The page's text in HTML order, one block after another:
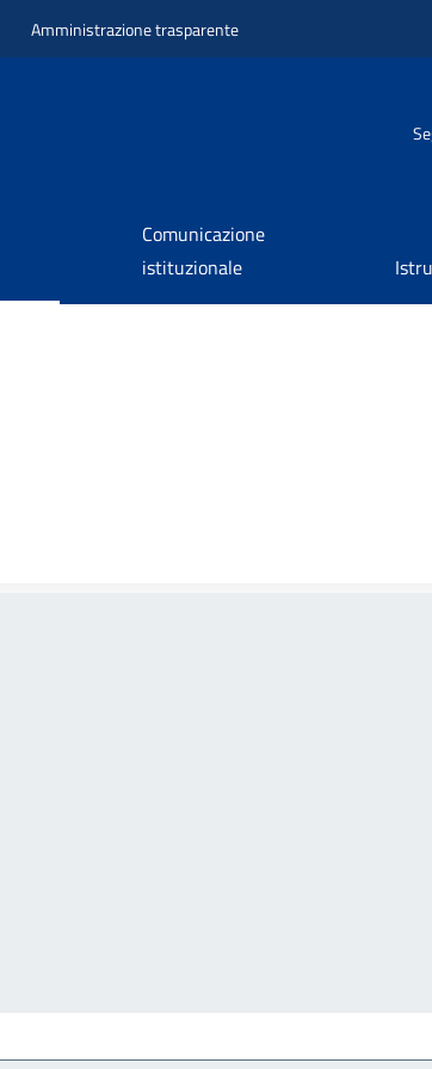
Amministrazione trasparente
Comunicazione
istituzionale